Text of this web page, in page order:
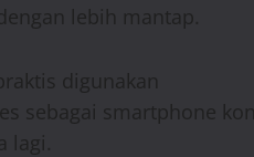
lebih mantap.
digunakan
sebagai smartphone
lagi.